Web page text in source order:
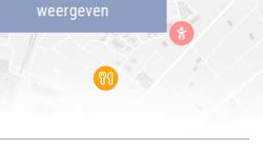
weergeven